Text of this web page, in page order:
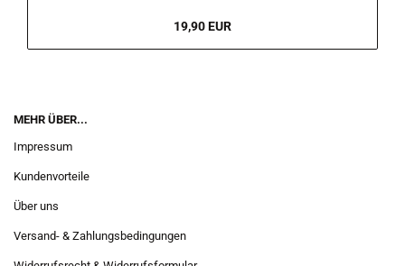
19,90 EUR
MEHR ÜBER...
Impressum
Kundenvorteile
Über uns
Versand- & Zahlungsbedingungen